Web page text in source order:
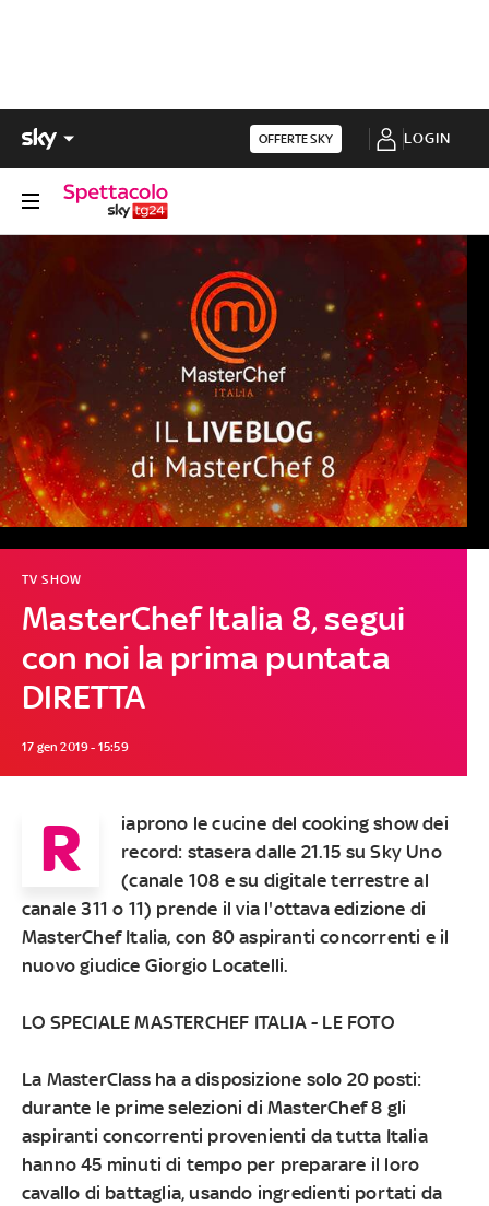
OFFERTE SKY LOGIN
MasterChef Italia 8, segui
con noi la prima puntata
DIRETTA
TV SHOW
17 gen 2019 - 15:59
R
iaprono le cucine del cooking show dei
record: stasera dalle 21.15 su Sky Uno
(canale 108 e su digitale terrestre al
canale 311 o 11) prende il via l'ottava edizione di
MasterChef Italia, con 80 aspiranti concorrenti e il
nuovo giudice Giorgio Locatelli.
LO SPECIALE MASTERCHEF ITALIA- LE FOTO
La MasterClass ha a disposizione solo 20 posti:
durante le prime selezioni di MasterChef 8 gli
aspiranti concorrenti provenienti da tutta Italia
hanno 45 minuti di tempo per preparare il loro
cavallo di battaglia, usando ingredienti portati da